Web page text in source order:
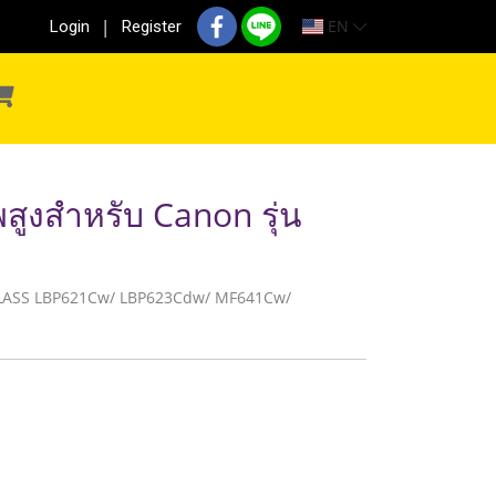
Login Register EN
งสำหรับ Canon รุ่น
LBP621Cw/ LBP623Cdw/ MF641Cw/